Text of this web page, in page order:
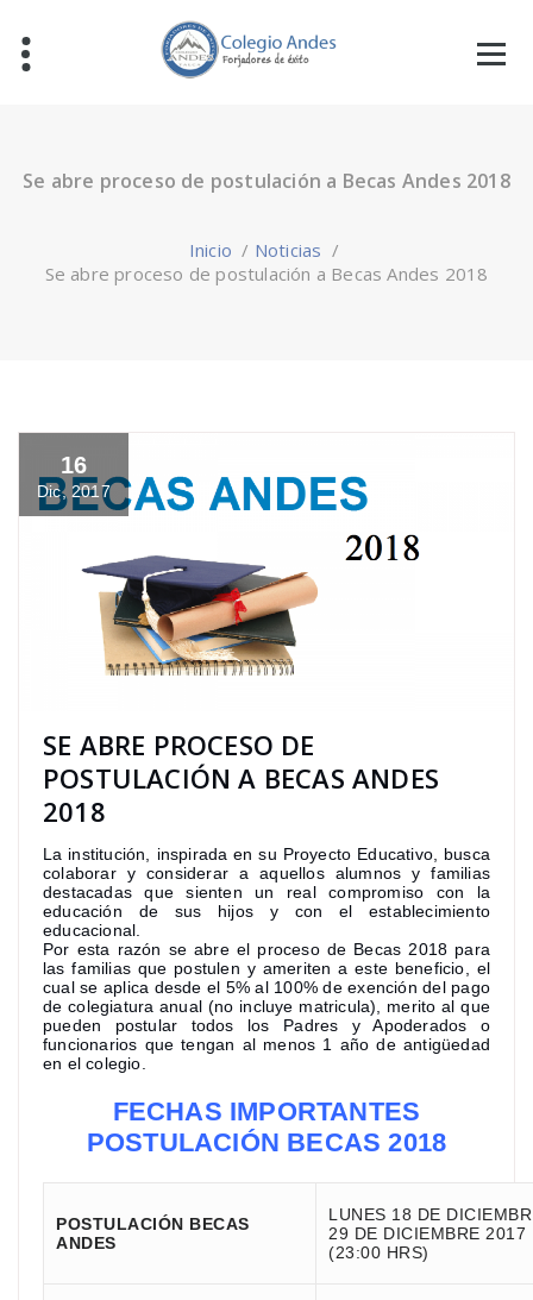
Se abre proceso de postulación a Becas Andes 2018
Inicio / Noticias /
Se abre proceso de postulación a Becas Andes 2018
16
Dic, 2017
SE ABRE PROCESO DE
POSTULACIÓN A BECAS ANDES
2018
La institución, inspirada en su Proyecto Educativo, busca
colaborar y considerar a aquellos alumnos y familias
destacadas que sienten un real compromiso con la
educación de sus hijos y con el establecimiento
educacional.
Por esta razón se abre el proceso de Becas 2018 para
las familias que postulen y ameriten a este beneficio, el
cual se aplica desde el 5% al 100% de exención del pago
de colegiatura anual (no incluye matricula), merito al que
pueden postular todos los Padres y Apoderados o
funcionarios que tengan al menos 1 año de antigüedad
en el colegio.
FECHAS IMPORTANTES
POSTULACIÓN BECAS 2018
POSTULACIÓN BECAS
ANDES
LUNES 18 DE
29 DE DICIEMBRE 2017
(23:00 HRS)